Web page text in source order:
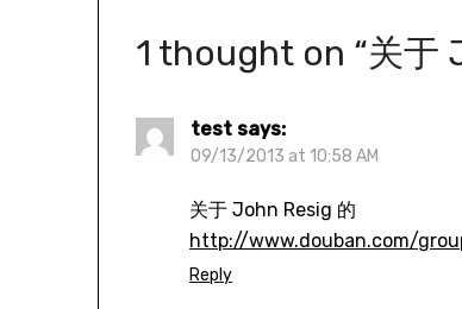
1 thought on “关于
test says:
09/13/2013 at 10:58 AM
关于 John Resig 的
http://www.douban.com/
Reply